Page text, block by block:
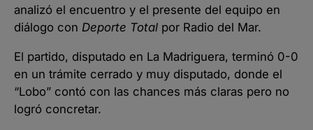
analizó el encuentro y el presente del equipo en
diálogo con Deporte Total por Radio del Mar.
El partido, disputado en La Madriguera, terminó 0-0
en un trámite cerrado y muy disputado, donde el
“Lobo” contó con las chances más claras pero no
logró concretar.